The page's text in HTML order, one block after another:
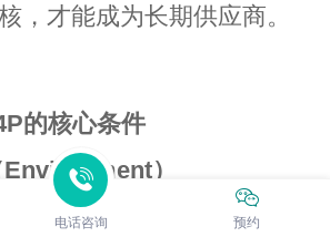
，才能成为长期供应商。
的核心条件
）
明其生产活动符合环保要
电话咨询 预约